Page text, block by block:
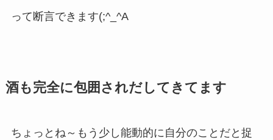
って断言できます(;^_^A
酒も完全に包囲されだしてきてます
ちょっとね～もう少し能動的に自分のことだと捉